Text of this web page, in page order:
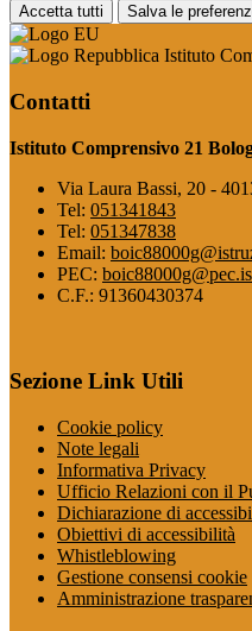
Accetta tutti Salva le
Istituto
Contatti
Istituto Comprensivo 21
Via Laura Bassi, 20 -
Tel: 051341843
Tel: 051347838
Email:
PEC:
C.F.: 91360430374
Sezione Link Utili
Cookie policy
Note legali
Informativa Privacy
Ufficio Relazioni con il
Dichiarazione di
Obiettivi di accessibilità
Whistleblowing
Gestione consensi cookie
Amministrazione